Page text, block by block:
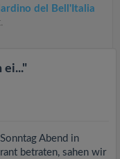
del Bell'Italia
Abend in
betraten, sahen wir